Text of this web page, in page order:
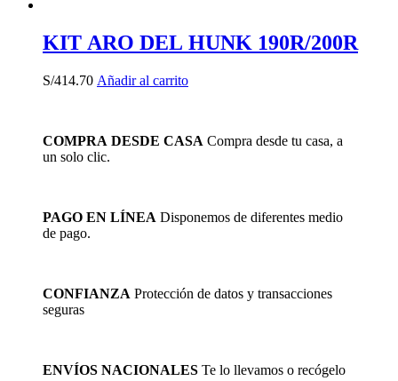
KIT ARO DEL HUNK 190R/200R
S/414.70 Añadir al carrito
COMPRA DESDE CASA Compra desde tu casa, a
un solo clic.
PAGO EN LÍNEA Disponemos de diferentes medio
de pago.
CONFIANZA Protección de datos y transacciones
seguras
ENVÍOS NACIONALES Te lo llevamos o recógelo